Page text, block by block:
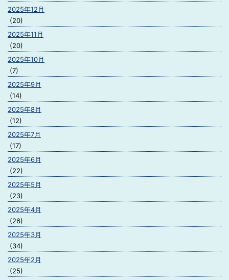
2025年12月
(20)
2025年11月
(20)
2025年10月
(7)
2025年9月
(14)
2025年8月
(12)
2025年7月
(17)
2025年6月
(22)
2025年5月
(23)
2025年4月
(26)
2025年3月
(34)
2025年2月
(25)